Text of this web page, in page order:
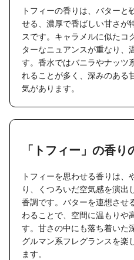
トフィーの香りは、バター
せる、濃厚で香ばしい甘さが
スです。キャラメルに似たコ
ターなニュアンスが重なり、
す。香水ではバニラやナッツ
れることが多く、深みのある
気があります。
「トフィー」の香
トフィーを思わせる香りは
り、くつろいだ空気感を演出
香調です。バターを連想させ
わることで、空間に温もりや
す。甘さの中にも落ち着いた
グルマン系フレグランスを楽
ます。